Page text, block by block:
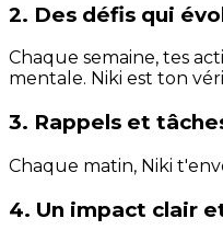
2. Des défis qui
Chaque semaine, tes
mentale. Niki est ton
3. Rappels et
Chaque matin, Niki
4. Un impact clair